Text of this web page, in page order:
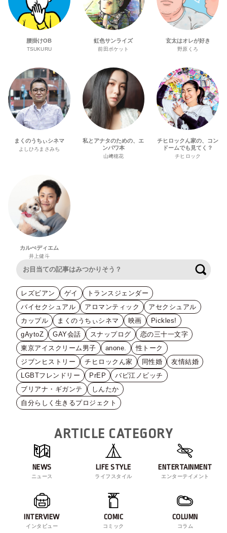
腰掛けOB
TSUKURU
虹色サンライズ
前田ポケット
玄太はオレが好き
野原くろ
まくのうちぃシネマ
よしひろまさみち
私とアナタのための、エ
ンパワ本
山﨑穂花
チヒロックん家の、コン
ドームでも見てく？
チヒロック
カルぺディエム
井上健斗
レズビアン ゲイ
トランスジェンダー
バイセクシュアル
アロマンティック
アセクシュアル
カップル
まくのうちぃシネマ 映画
Pickles!
gAytoZ
GAY会話 スナップログ
恋の三十一文字
東京アイスクリーム男子
anone.
性トーク
ジブンヒストリー
チヒロックん家 同性婚
友情結婚
LGBTフレンドリー
PrEP
バビ江ノビッチ
ブリアナ・ギガンテ
しんたか
自分らしく生きるプロジェクト
ARTICLE CATEGORY
NEWS
ニュース
LIFE STYLE
ライフスタイル
ENTERTAINMENT
エンターテイメント
INTERVIEW
インタビュー
COMIC
コミック
COLUMN
コラム